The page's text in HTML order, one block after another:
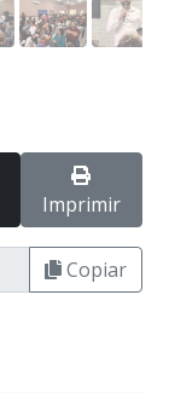
Imprimir
Copiar